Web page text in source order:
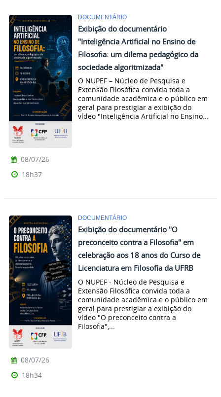
DOCUMENTÁRIO
Exibição do documentário
"Inteligência Artificial no Ensino de
Filosofia: um dilema pedagógico da
sociedade algoritmizada"
O NUPEF – Núcleo de Pesquisa e
Extensão Filosófica convida toda a
comunidade acadêmica e o público em
geral para prestigiar a exibição do
vídeo "Inteligência Artificial no Ensino...
08/07/26
18h37
DOCUMENTÁRIO
Exibição do documentário "O
preconceito contra a Filosofia" em
celebração aos 18 anos do Curso de
Licenciatura em Filosofia da UFRB
O NUPEF - Núcleo de Pesquisa e
Extensão Filosófica convida toda a
comunidade acadêmica e o público em
geral para prestigiar a exibição do
vídeo "O preconceito contra a
Filosofia",...
08/07/26
18h34